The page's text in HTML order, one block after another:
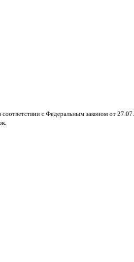
с Федеральным законом от